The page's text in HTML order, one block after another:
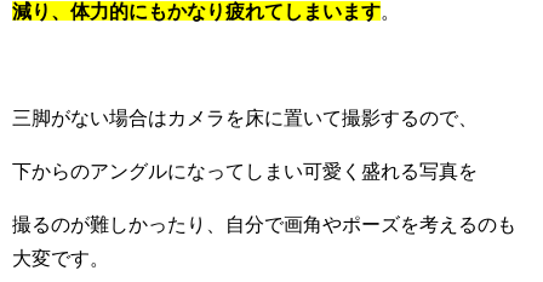
減り、体力的にもかなり疲れてしまいます。
三脚がない場合はカメラを床に置いて撮影するので、
下からのアングルになってしまい可愛く盛れる写真を
撮るのが難しかったり、
自分で画角やポーズを考えるのも
大変です。